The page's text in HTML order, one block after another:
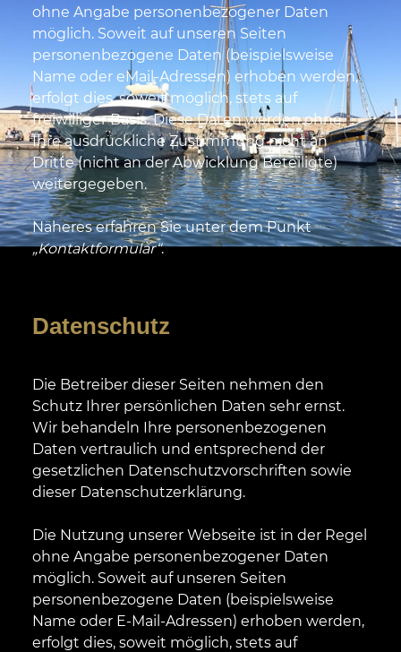
ohne Angabe personenbezogener Daten
möglich. Soweit auf unseren Seiten
personenbezogene Daten (beispielsweise
Name oder eMail-Adressen) erhoben werden,
erfolgt dies, soweit möglich, stets auf
freiwilliger Basis. Diese Daten werden ohne
Ihre ausdrückliche Zustimmung nicht an
Dritte (nicht an der Abwicklung Beteiligte)
weitergegeben.
Näheres erfahren Sie unter dem Punkt
„Kontaktformular“.
Datenschutz
Die Betreiber dieser Seiten nehmen den
Schutz Ihrer persönlichen Daten sehr ernst.
Wir behandeln Ihre personenbezogenen
Daten vertraulich und entsprechend der
gesetzlichen Datenschutzvorschriften sowie
dieser Datenschutzerklärung.
Die Nutzung unserer Webseite ist in der Regel
ohne Angabe personenbezogener Daten
möglich. Soweit auf unseren Seiten
personenbezogene Daten (beispielsweise
Name oder E-Mail-Adressen) erhoben werden,
erfolgt dies, soweit möglich, stets auf